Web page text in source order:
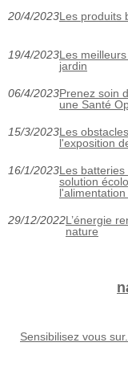
20/4/2023Les produits
19/4/2023Les
jardin
06/4/2023Prenez soin
une Santé
15/3/2023Les
l'exposition
16/1/2023Les
solution
29/12/2022L’énergie
nature
Sensibilisez vous sur...